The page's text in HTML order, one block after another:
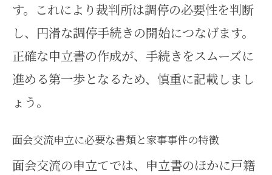
す。これにより裁判所は調停の必要性を判断
し、円滑な調停手続きの開始につなげます。
正確な申立書の作成が、手続きをスムーズに
進める第一歩となるため、慎重に記載しまし
ょう。
面会交流申立に必要な書類と家事事件の特徴
面会交流の申立てでは、申立書のほかに戸籍